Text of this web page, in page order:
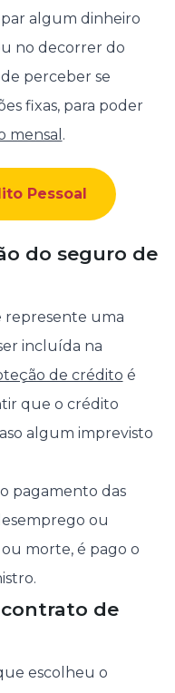
algum dinheiro
no decorrer do
perceber se
fixas, para poder
mensal .
Pessoal
do seguro de
represente uma
incluída na
de crédito é
que o crédito
algum imprevisto
pagamento das
ou
morte, é pago o
de
escolheu o